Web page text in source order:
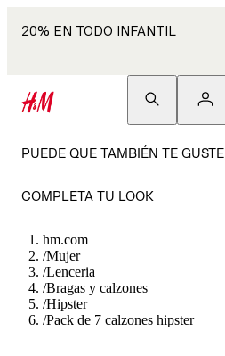
20% EN TODO INFANTIL
PUEDE QUE TAMBIÉN TE GUSTE
COMPLETA TU LOOK
hm.com
/Mujer
/Lenceria
/Bragas y calzones
/Hipster
/Pack de 7 calzones hipster